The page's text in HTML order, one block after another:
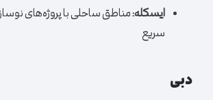
ایسکله:مناطق ساحلی با پروژه‌های
سریع
دبی